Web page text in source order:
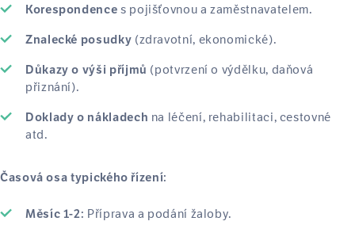
Korespondence s pojišťovnou a zaměstnavatelem.
Znalecké posudky (zdravotní, ekonomické).
Důkazy o výši příjmů (potvrzení o výdělku, daňová
přiznání).
Doklady o nákladech na léčení, rehabilitaci, cestovné
atd.
Časová osa typického řízení:
Měsíc 1-2: Příprava a podání žaloby.